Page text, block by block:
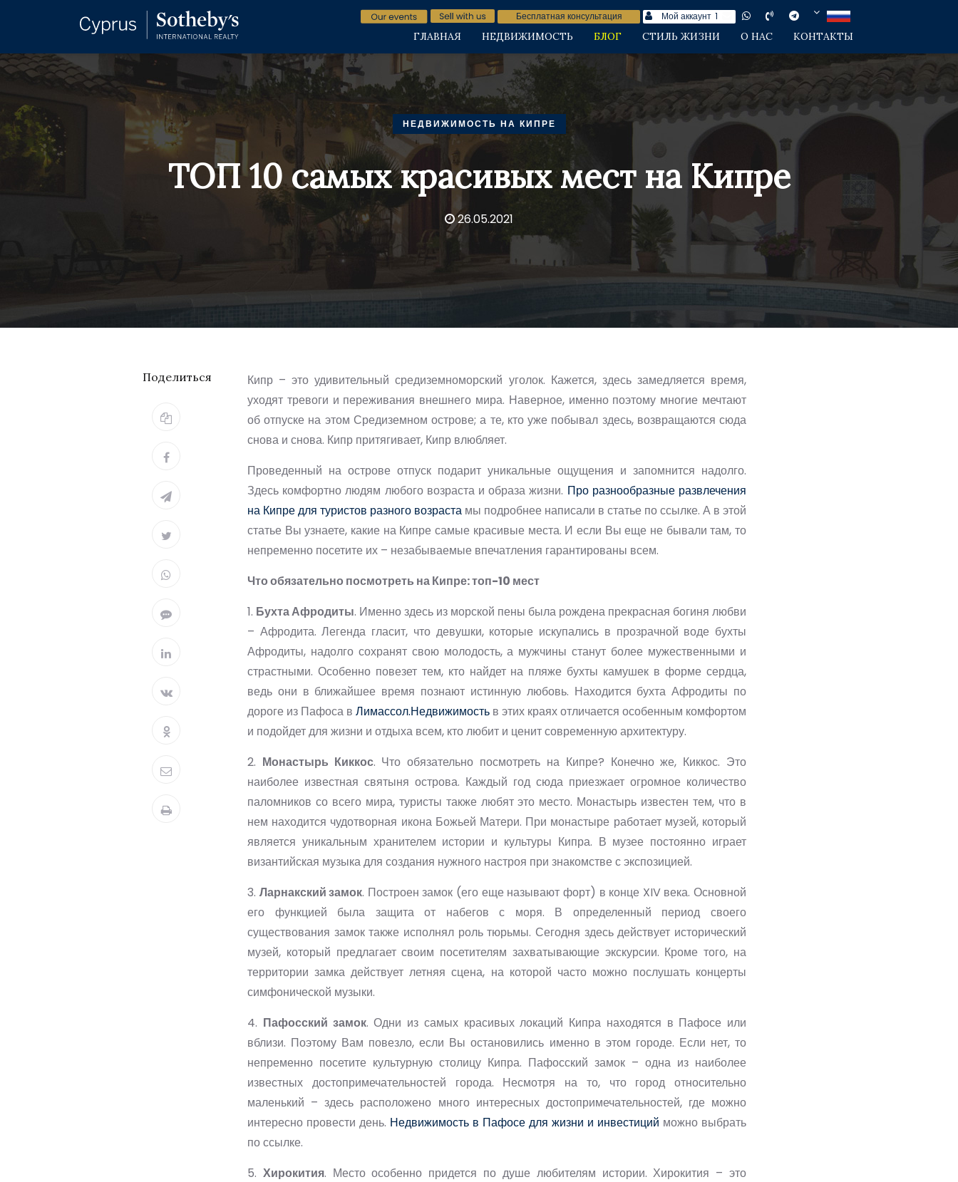
Бесплатная консультация Мой аккаунт 1
ГЛАВНАЯ НЕДВИЖИМОСТЬ БЛОГ СТИЛЬ ЖИЗНИ О НАС КОНТАКТЫ
НЕДВИЖИМОСТЬ НА КИПРЕ
ТОП 10 самых красивых мест на Кипре
26.05.2021
Поделиться
Кипр – это удивительный средиземноморский уголок. Кажется, здесь замедляется время,
уходят тревоги и переживания внешнего мира. Наверное, именно поэтому многие мечтают
об отпуске на этом Средиземном острове; а те, кто уже побывал здесь, возвращаются сюда
снова и снова. Кипр притягивает, Кипр влюбляет.
Проведенный на острове отпуск подарит уникальные ощущения и запомнится надолго.
Здесь комфортно людям любого возраста и образа жизни. Про разнообразные развлечения
на Кипре для туристов разного возраста мы подробнее написали в статье по ссылке. А в этой
статье Вы узнаете, какие на Кипре самые красивые места. И если Вы еще не бывали там, то
непременно посетите их – незабываемые впечатления гарантированы всем.
Что обязательно посмотреть на Кипре: топ-10 мест
1. Бухта Афродиты. Именно здесь из морской пены была рождена прекрасная богиня любви
– Афродита. Легенда гласит, что девушки, которые искупались в прозрачной воде бухты
Афродиты, надолго сохранят свою молодость, а мужчины станут более мужественными и
страстными. Особенно повезет тем, кто найдет на пляже бухты камушек в форме сердца,
ведь они в ближайшее время познают истинную любовь. Находится бухта Афродиты по
дороге из Пафоса в Лимассол.Недвижимость в этих краях отличается особенным комфортом
и подойдет для жизни и отдыха всем, кто любит и ценит современную архитектуру.
2. Монастырь Киккос. Что обязательно посмотреть на Кипре? Конечно же, Киккос. Это
наиболее известная святыня острова. Каждый год сюда приезжает огромное количество
паломников со всего мира, туристы также любят это место. Монастырь известен тем, что в
нем находится чудотворная икона Божьей Матери. При монастыре работает музей, который
является уникальным хранителем истории и культуры Кипра. В музее постоянно играет
византийская музыка для создания нужного настроя при знакомстве с экспозицией.
3. Ларнакский замок. Построен замок (его еще называют форт) в конце XIV века. Основной
его функцией была защита от набегов с моря. В определенный период своего
существования замок также исполнял роль тюрьмы. Сегодня здесь действует исторический
музей, который предлагает своим посетителям захватывающие экскурсии. Кроме того, на
территории замка действует летняя сцена, на которой часто можно послушать концерты
симфонической музыки.
4. Пафосский замок. Одни из самых красивых локаций Кипра находятся в Пафосе или
вблизи. Поэтому Вам повезло, если Вы остановились именно в этом городе. Если нет, то
непременно посетите культурную столицу Кипра. Пафосский замок – одна из наиболее
известных достопримечательностей города. Несмотря на то, что город относительно
маленький – здесь расположено много интересных достопримечательностей, где можно
интересно провести день. Недвижимость в Пафосе для жизни и инвестиций можно выбрать
по ссылке.
5. Хирокития. Место особенно придется по душе любителям истории. Хирокития – это